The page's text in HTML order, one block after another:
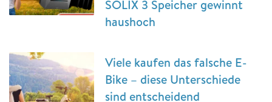
SOLIX 3 Speicher gewinnt
haushoch
Viele kaufen das falsche E-
Bike – diese Unterschiede
sind entscheidend